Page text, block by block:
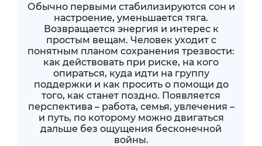
Обычно первыми стабилизируются сон и
настроение, уменьшается тяга.
Возвращается энергия и интерес к
простым вещам. Человек уходит с
понятным планом сохранения трезвости:
как действовать при риске, на кого
опираться, куда идти на группу
поддержки и как просить о помощи до
того, как станет поздно. Появляется
перспектива – работа, семья, увлечения –
и путь, по которому можно двигаться
дальше без ощущения бесконечной
войны.